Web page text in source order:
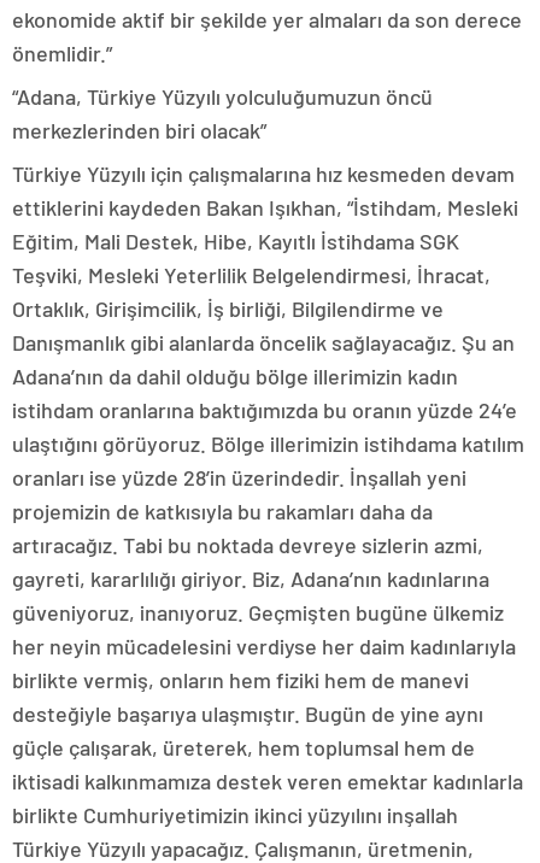
ekonomide aktif bir şekilde yer almaları da son derece
önemlidir.”
“Adana, Türkiye Yüzyılı yolculuğumuzun öncü
merkezlerinden biri olacak”
Türkiye Yüzyılı için çalışmalarına hız kesmeden devam
ettiklerini kaydeden Bakan Işıkhan, “İstihdam, Mesleki
Eğitim, Mali Destek, Hibe, Kayıtlı İstihdama SGK
Teşviki, Mesleki Yeterlilik Belgelendirmesi, İhracat,
Ortaklık, Girişimcilik, İş birliği, Bilgilendirme ve
Danışmanlık gibi alanlarda öncelik sağlayacağız. Şu an
Adana’nın da dahil olduğu bölge illerimizin kadın
istihdam oranlarına baktığımızda bu oranın yüzde 24’e
ulaştığını görüyoruz. Bölge illerimizin istihdama katılım
oranları ise yüzde 28’in üzerindedir. İnşallah yeni
projemizin de katkısıyla bu rakamları daha da
artıracağız. Tabi bu noktada devreye sizlerin azmi,
gayreti, kararlılığı giriyor. Biz, Adana’nın kadınlarına
güveniyoruz, inanıyoruz. Geçmişten bugüne ülkemiz
her neyin mücadelesini verdiyse her daim kadınlarıyla
birlikte vermiş, onların hem fiziki hem de manevi
desteğiyle başarıya ulaşmıştır. Bugün de yine aynı
güçle çalışarak, üreterek, hem toplumsal hem de
iktisadi kalkınmamıza destek veren emektar kadınlarla
birlikte Cumhuriyetimizin ikinci yüzyılını inşallah
Türkiye Yüzyılı yapacağız. Çalışmanın, üretmenin,